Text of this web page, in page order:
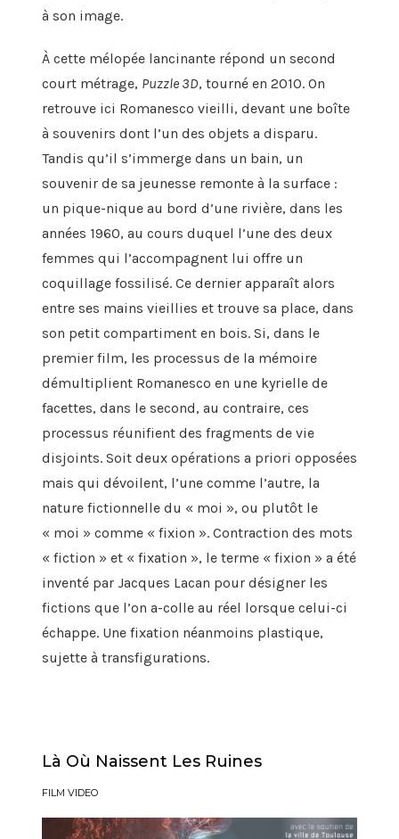
à son image.
Àcette mélopéelancinante répond un second
court métrage, Puzzle 3D, tourné en 2010.On
retrouve ici Romanesco vieilli, devant une boîte
à souvenirs dont l’un des objets a disparu.
Tandis qu’il s’immerge dans un bain, un
souvenir de sa jeunesse remonte à la surface:
un pique-nique au bord d’une rivière, dans les
années 1960, au cours duquel l’une des deux
femmes qui l’accompagnent lui offre un
coquillage fossilisé. Ce dernier apparaît alors
entre ses mains vieillies et trouve sa place, dans
son petit compartimenten bois. Si, dans le
premier film, les processus de la mémoire
démultiplient Romanesco en une kyrielle de
facettes, dans le second, au contraire, ces
processus réunifient des fragments de vie
disjoints. Soit deux opérations a priori opposées
mais qui dévoilent, l’une comme l’autre, la
nature fictionnelle du « moi », ou plutôt le
« moi » comme « fixion ». Contraction des mots
« fiction » et « fixation », le terme « fixion » a été
inventé par Jacques Lacan pour désigner les
fictions quel’on a-colle au réel lorsque celui-ci
échappe.Une fixation néanmoins plastique,
sujette à transfigurations.
Là Où Naissent Les Ruines
FILM VIDEO